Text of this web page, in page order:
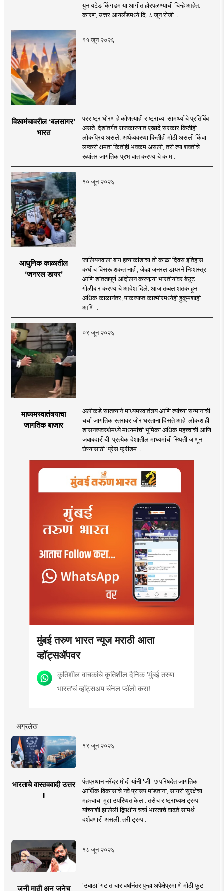
युनायटेड किंगडम या आगीत होरपळण्याची चिन्हे आहेत.
कारण, उत्तर आयर्लंडमध्ये दि. ८ जून रोजी ..
११ जून २०२६
विश्वमंचावरील ‘बलसागर’
भारत
परराष्ट्र धोरण हे कोणत्याही राष्ट्राच्या सामर्थ्याचे प्रतिबिंब
असते. देशांतर्गत राजकारणात एखादे सरकार कितीही
लोकप्रिय असले, अर्थव्यवस्था कितीही मोठी असली किंवा
लष्करी क्षमता कितीही भक्कम असली, तरी त्या शक्तीचे
रूपांतर जागतिक प्रभावात करण्याचे काम ..
१० जून २०२६
आधुनिक काळातील
‘जनरल डायर’
जालियनवाला बाग हत्याकांडाचा तो काळा दिवस इतिहास
कधीच विसरू शकत नाही, जेव्हा जनरल डायरने निःशस्त्र
आणि शांततापूर्ण आंदोलन करणार्‍या भारतीयांवर बेछूट
गोळीबार करण्याचे आदेश दिले. आज तब्बल शतकाहून
अधिक काळानंतर, पाकव्याप्त काश्मीरमध्येही हुकूमशाही
आणि ..
०९ जून २०२६
माध्यमस्वातंत्र्याचा
जागतिक बाजार
अलीकडे सातत्याने माध्यमस्वातंत्र्य आणि त्यांच्या सन्मानाची
चर्चा जागतिक स्तरावर जोर धरताना दिसते आहे. लोकशाही
शासनव्यवस्थेमध्ये माध्यमांची भूमिका अधिक महत्त्वाची आणि
जबाबदारीची. प्रत्येक देशातील माध्यमांची स्थिती जाणून
घेण्यासाठी ‌‘प्रेस फ्रीडम ..
मुंबई तरुण भारत न्यूज मराठी आता
व्हॉट्सॲपवर
कृतिशील वाचकांचे कृतिशील दैनिक 'मुंबई तरुण
भारत'चं व्हॉट्सअप चॅनल फॉलो करा!
अग्रलेख
१९ जून २०२६
भारताचे वास्तववादी उत्तर
!
पंतप्रधान नरेंद्र मोदी यांनी 'जी- ७ परिषदेत जागतिक
आर्थिक विकासाचे नवे प्रारूप मांडताना, सागरी सुरक्षेचा
महत्त्वाचा मुद्दा उपस्थित केला. तसेच राष्ट्राध्यक्ष ट्रम्प
यांच्याशी झालेली द्विपक्षीय चर्चा भारताचे वाढते सामर्थ
दर्शवणारी असली, तरी ट्रम्प ..
१८ जून २०२६
जुनी माती अन् जुनेच
‘उबाठा’ गटात चार वर्षांनंतर पुन्हा अपेक्षेप्रमााणे मोठी फूट